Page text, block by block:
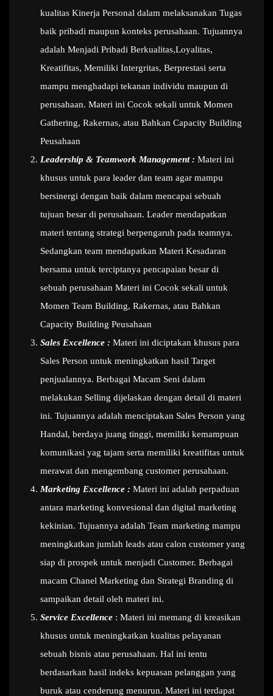
kualitas Kinerja Personal dalam melaksanakan Tugas
baik pribadi maupun konteks perusahaan. Tujuannya
adalah Menjadi Pribadi Berkualitas,Loyalitas,
Kreatifitas, Memiliki Intergritas, Berprestasi serta
mampu menghadapi tekanan individu maupun di
perusahaan. Materi ini Cocok sekali untuk Momen
Gathering, Rakernas, atau Bahkan Capacity Building
Peusahaan
Leadership & Teamwork Management : Materi ini
khusus untuk para leader dan team agar mampu
bersinergi dengan baik dalam mencapai sebuah
tujuan besar di perusahaan. Leader mendapatkan
materi tentang strategi berpengaruh pada teamnya.
Sedangkan team mendapatkan Materi Kesadaran
bersama untuk terciptanya pencapaian besar di
sebuah perusahaan Materi ini Cocok sekali untuk
Momen Team Building, Rakernas, atau Bahkan
Capacity Building Peusahaan
Sales Excellence : Materi ini diciptakan khusus para
Sales Person untuk meningkatkan hasil Target
penjualannya. Berbagai Macam Seni dalam
melakukan Selling dijelaskan dengan detail di materi
ini. Tujuannya adalah menciptakan Sales Person yang
Handal, berdaya juang tinggi, memiliki kemampuan
komunikasi yag tajam serta memiliki kreatifitas untuk
merawat dan mengembang customer perusahaan.
Marketing Excellence : Materi ini adalah perpaduan
antara marketing konvesional dan digital marketing
kekinian. Tujuannya adalah Team marketing mampu
meningkatkan jumlah leads atau calon customer yang
siap di prospek untuk menjadi Customer. Berbagai
macam Chanel Marketing dan Strategi Branding di
sampaikan detail oleh materi ini.
Service Excellence : Materi ini memang di kreasikan
khusus untuk meningkatkan kualitas pelayanan
sebuah bisnis atau perusahaan. Hal ini tentu
berdasarkan hasil indeks kepuasan pelanggan yang
buruk atau cenderung menurun. Materi ini terdapat